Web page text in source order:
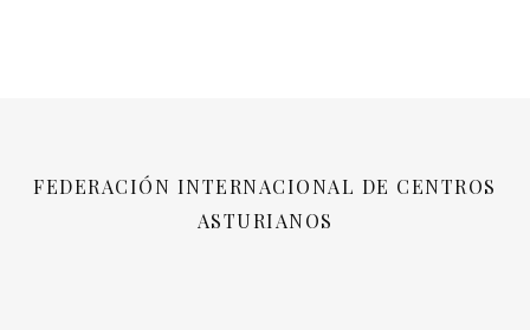
FEDERACIÓN INTERNACIONAL DE CENTROS
ASTURIANOS